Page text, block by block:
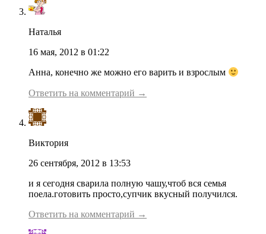
Наталья
16 мая, 2012 в 01:22
Анна, конечно же можно его варить и взрослым
Ответить на комментарий →
Виктория
26 сентября, 2012 в 13:53
и я сегодня сварила полную чашу,чтоб вся семья
поела.готовить просто,супчик вкусный получился.
Ответить на комментарий →